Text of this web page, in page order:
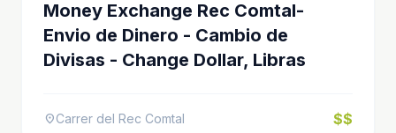
Money Exchange Rec Comtal-
Envio de Dinero - Cambio de
Divisas - Change Dollar, Libras
location_onCarrer del Rec Comtal $$